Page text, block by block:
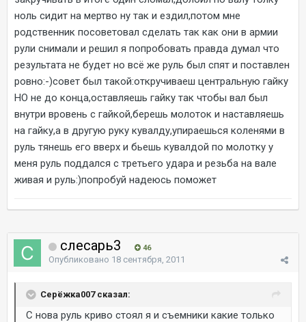
ноль сидит на мертво ну так и ездил,потом мне
родственник посоветовал сделать так как они в армии
рули снимали и решил я попробовать правда думал что
результата не будет но всё же руль был спят и поставлен
ровно:-)совет был такой:откручиваеш центральную гайку
НО не до конца,оставляешь гайку так чтобы вал был
внутри вровень с гайкой,берешь молоток и наставляешь
на гайку,а в другую руку кувалду,упираешься коленями в
руль тянешь его вверх и бьешь кувалдой по молотку у
меня руль поддался с третьего удара и резьба на вале
живая и руль:)попробуй надеюсь поможет
слесарь3 46
Опубликовано 18 сентября, 2011
Серёжка007 сказал:
С нова руль криво стоял я и съемники какие только